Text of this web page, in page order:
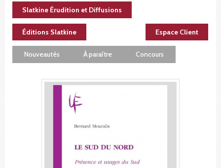
Slatkine Érudition et Diffusions
Éditions Slatkine Espace Client
Nouveautés À paraître Concours